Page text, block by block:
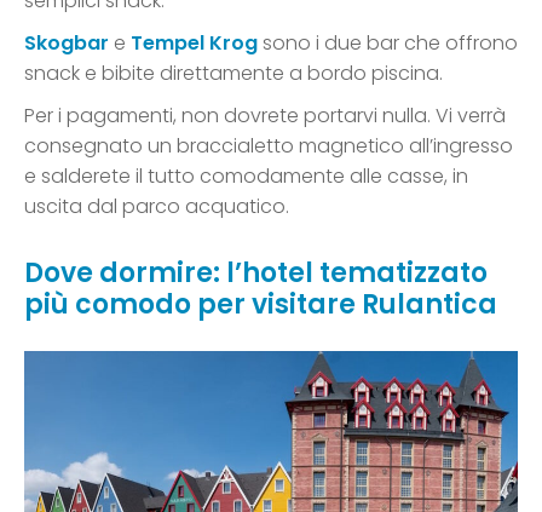
Skogbar e Tempel Krogsono i due bar che offrono
snack e bibite direttamente a bordo piscina.
Per i pagamenti, non dovrete portarvi nulla. Vi verrà
consegnato un braccialetto magnetico all’ingresso
e salderete il tutto comodamente alle casse, in
uscita dal parco acquatico.
Dove dormire: l’hotel tematizzato
più comodo per visitare Rulantica